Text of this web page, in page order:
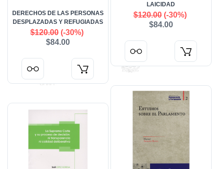
LAICIDAD
$120.00(-30%)
$84.00
DERECHOS DE LAS PERSONAS
DESPLAZADAS Y REFUGIADAS
$120.00(-30%)
$84.00